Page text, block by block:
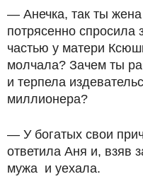
— Анечка, так ты
потрясенно
частью у матери
молчала? Зачем ты
и терпела
миллионера?
— У богатых свои
ответила Аня и, взяв
мужа и уехала.